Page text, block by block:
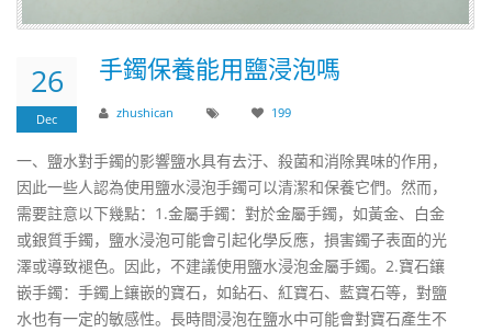
26
Dec
​手鐲保養能用鹽浸泡嗎
zhushican 199
一、鹽水對手鐲的影響鹽水具有去汙、殺菌和消除異味的作用，
因此一些人認為使用鹽水浸泡手鐲可以清潔和保養它們。然而，
需要註意以下幾點：1.金屬手鐲：對於金屬手鐲，如黃金、白金
或銀質手鐲，鹽水浸泡可能會引起化學反應，損害鐲子表面的光
澤或導致褪色。因此，不建議使用鹽水浸泡金屬手鐲。2.寶石鑲
嵌手鐲：手鐲上鑲嵌的寶石，如鉆石、紅寶石、藍寶石等，對鹽
水也有一定的敏感性。長時間浸泡在鹽水中可能會對寶石產生不